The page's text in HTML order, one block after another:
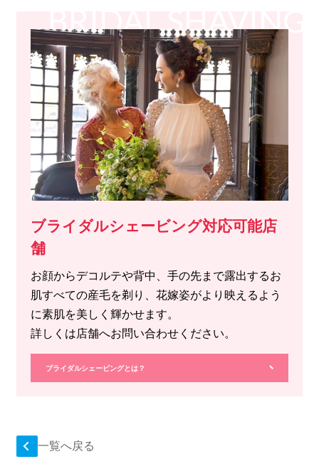
BRIDAL SHAVING
ブライダルシェービング対応可能店
舗
お顔からデコルテや背中、手の先まで露出するお
肌すべての産毛を剃り、花嫁姿がより映えるよう
に素肌を美しく輝かせます。
詳しくは店舗へお問い合わせください。
ブライダルシェービングとは？
一覧へ戻る